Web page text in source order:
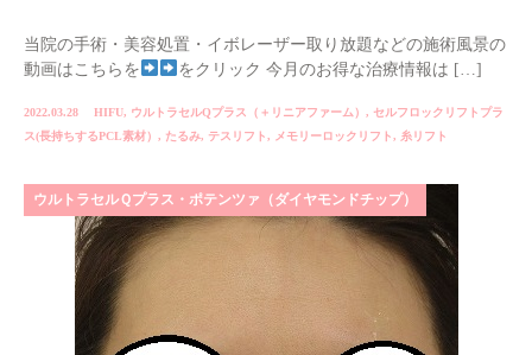
当院の手術・美容処置・イボレーザー取り放題などの施術風景の
動画はこちらを
をクリック 今月のお得な治療情報は […]
2022.03.28 HIFU, ウルトラセルQプラス（＋リニアファーム） , セルフロックリフトプラ
ス(長持ちするPCL素材） , たるみ, テスリフト, メモリーロックリフト, 糸リフト
ウルトラセルＱプラス・ポテンツァ（ダイヤモンドチップ）